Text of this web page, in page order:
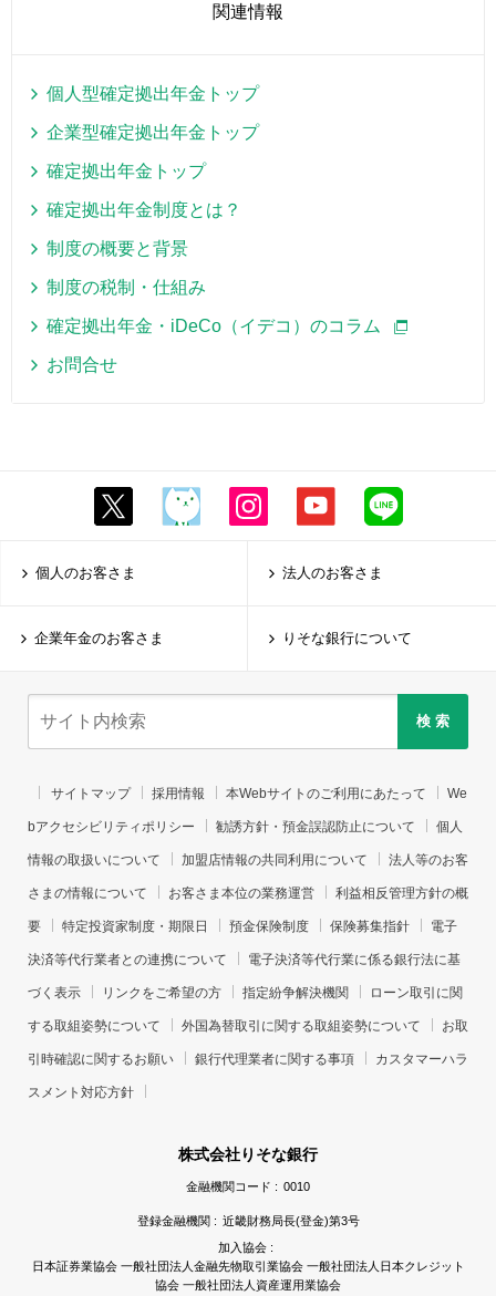
関連情報
個人型確定拠出年金トップ
企業型確定拠出年金トップ
確定拠出年金トップ
確定拠出年金制度とは？
制度の概要と背景
制度の税制・仕組み
確定拠出年金・iDeCo（イデコ）のコラム
お問合せ
個人のお客さま 法人のお客さま
企業年金のお客さま りそな銀行について
検 索
サイトマップ 採用情報 本Webサイトのご利用にあたって We
bアクセシビリティポリシー 勧誘方針・預金誤認防止について 個人
情報の取扱いについて 加盟店情報の共同利用について 法人等のお客
さまの情報について お客さま本位の業務運営 利益相反管理方針の概
要 特定投資家制度・期限日 預金保険制度 保険募集指針 電子
決済等代行業者との連携について 電子決済等代行業に係る銀行法に基
づく表示 リンクをご希望の方 指定紛争解決機関 ローン取引に関
する取組姿勢について 外国為替取引に関する取組姿勢について お取
引時確認に関するお願い 銀行代理業者に関する事項 カスタマーハラ
スメント対応方針
株式会社りそな銀行
金融機関コード : 0010
登録金融機関 : 近畿財務局長(登金)第3号
加入協会 :
日本証券業協会 一般社団法人金融先物取引業協会 一般社団法人日本クレジット
協会 一般社団法人資産運用業協会